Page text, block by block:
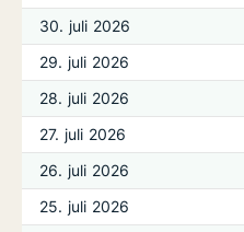
30. juli 2026
29. juli 2026
28. juli 2026
27. juli 2026
26. juli 2026
25. juli 2026